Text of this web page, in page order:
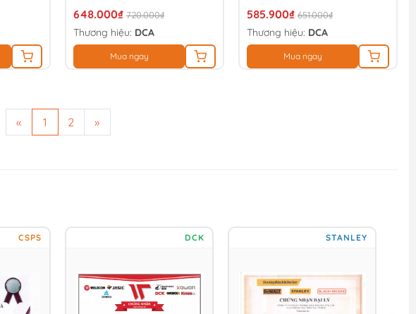
648.000₫ 720.000₫
Thương hiệu: DCA
Mua ngay
585.900₫ 651.000₫
Thương hiệu: DCA
Mua ngay
« 1 2 »
CSPS DCK STANLEY